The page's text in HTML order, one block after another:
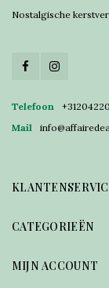
Nostalgische
Telefoon
Mail
CATEGORIEËN
MIJN ACCOUNT